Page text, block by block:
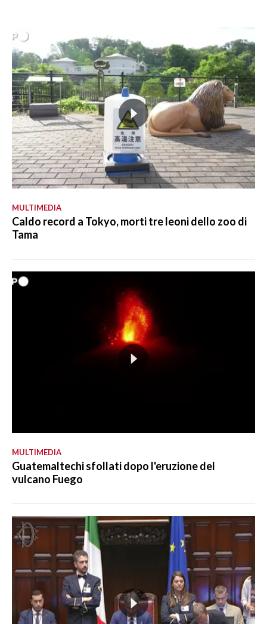
MULTIMEDIA
Caldo record a Tokyo, morti tre leoni dello zoo di
Tama
MULTIMEDIA
Guatemaltechi sfollati dopo l'eruzione del
vulcano Fuego